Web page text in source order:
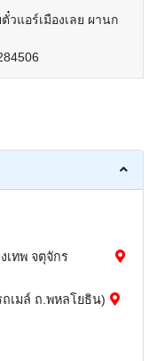
วแอร์เมืองเลย ผานก
เทพ จตุจักร
ถเมล์ ถ.พหลโยธิน)